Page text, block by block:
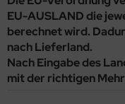
EU-AUSLAND die
berechnet wird.
nach Lieferland.
Nach Eingabe des
mit der richtigen